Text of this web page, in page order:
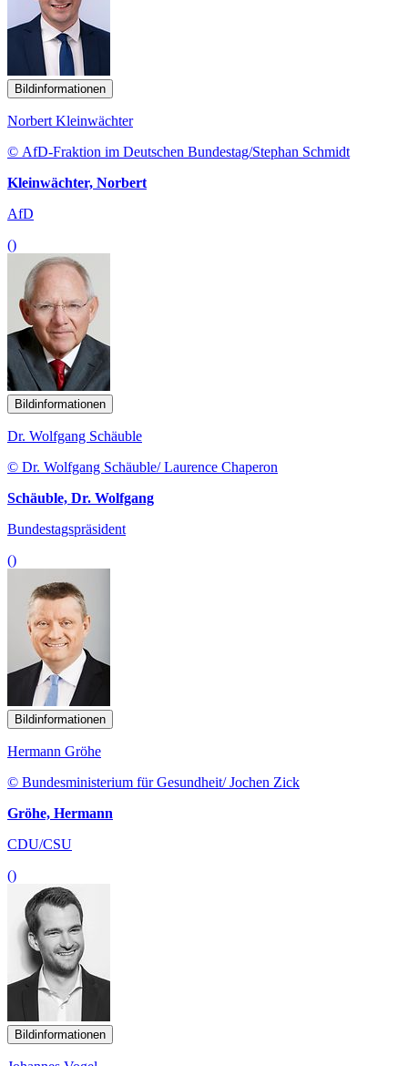
Bildinformationen
Norbert Kleinwächter
© AfD-Fraktion im Deutschen Bundestag/Stephan Schmidt
Kleinwächter, Norbert
AfD
()
Bildinformationen
Dr. Wolfgang Schäuble
© Dr. Wolfgang Schäuble/ Laurence Chaperon
Schäuble, Dr. Wolfgang
Bundestagspräsident
()
Bildinformationen
Hermann Gröhe
© Bundesministerium für Gesundheit/ Jochen Zick
Gröhe, Hermann
CDU/CSU
()
Bildinformationen